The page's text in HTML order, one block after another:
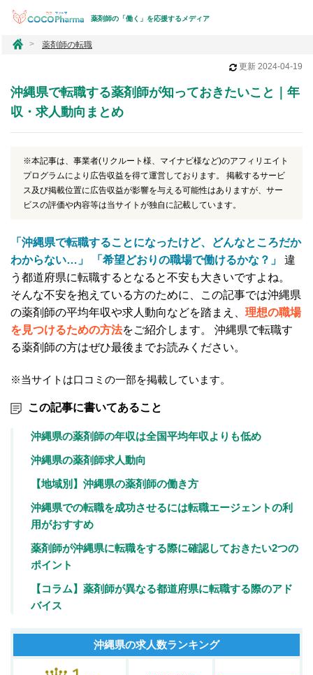
薬剤師の「働く」を応援するメディア
コ
ー
マ
薬剤師の転職
更新 2024-04-19
沖縄県で転職する薬剤師が知っておきたいこと｜年
収・求人動向まとめ
※本記事は、事業者(リクルート様、マイナビ様など)のアフィリエイト
プログラムにより広告収益を得て運営しております。 掲載するサービ
ス及び掲載位置に広告収益が影響を与える可能性はありますが、サー
ビスの評価や内容等は当サイトが独自に記載しています。
「沖縄県で転職することになったけど、どんなところだか
わからない…」 「希望どおりの職場で働けるかな？」
違
う都道府県に転職するとなると不安も大きいですよね。
そんな不安を抱えている方のために、この記事では沖縄県
の薬剤師の平均年収や求人動向などを踏まえ、 理想の職場
を見つけるための方法をご紹介します。 沖縄県で転職す
る薬剤師の方はぜひ最後までお読みください。
※当サイトは口コミの一部を掲載しています。
この記事に書いてあること
沖縄県の薬剤師の年収は全国平均年収よりも低め
沖縄県の薬剤師求人動向
【地域別】沖縄県の薬剤師の働き方
沖縄県での転職を成功させるには転職エージェントの利
用がおすすめ
薬剤師が沖縄県に転職をする際に確認しておきたい2つの
ポイント
【コラム】薬剤師が異なる都道府県に転職する際のアド
バイス
沖縄県の求人数ランキング